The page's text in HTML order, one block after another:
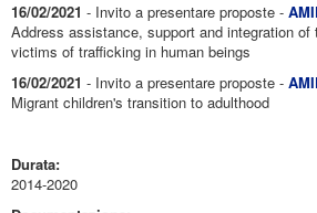
16/02/2021 - Invito a presentare proposte -
Address assistance, support and integration of
victims of trafficking in human beings
16/02/2021 - Invito a presentare proposte -
Migrant children's transition to adulthood
Durata:
2014-2020